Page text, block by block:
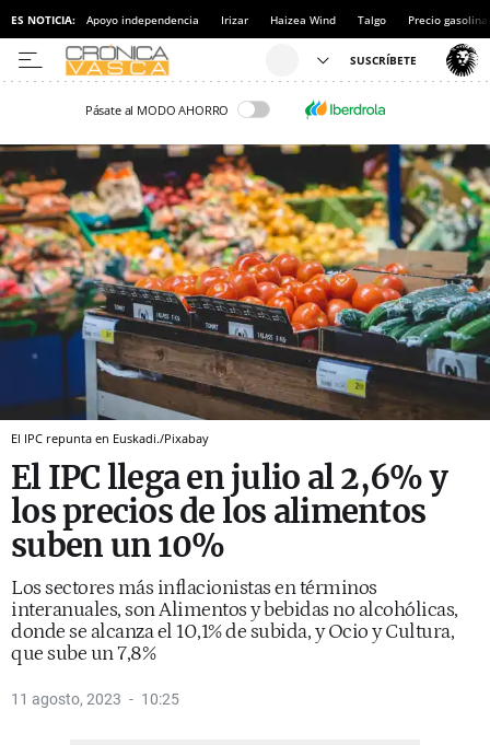
ES NOTICIA: Apoyo independencia Irizar Haizea Wind Talgo Precio gasolina
Pásate al MODO AHORRO
El IPC repunta en Euskadi./Pixabay
El IPC llega en julio al 2,6% y
los precios de los alimentos
suben un 10%
Los sectores más inflacionistas en términos
interanuales, son Alimentos y bebidas no alcohólicas,
donde se alcanza el 10,1% de subida, y Ocio y Cultura,
que sube un 7,8%
11 agosto, 2023 10:25